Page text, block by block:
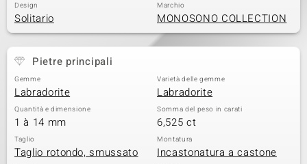
Design
Solitario
Marchio
MONOSONO COLLECTION
Pietre principali
Gemme
Labradorite
Varietà delle gemme
Labradorite
Quantità e dimensione
1 à 14 mm
Somma del peso in carati
6,525 ct
Taglio
Taglio rotondo, smussato
Montatura
Incastonatura a castone